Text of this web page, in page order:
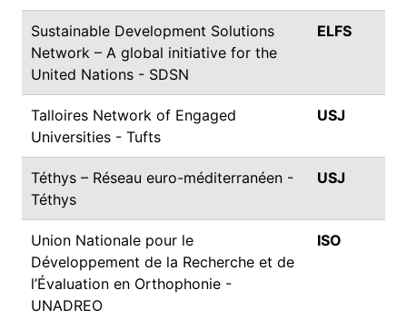
Sustainable Development Solutions
Network – A global initiative for the
United Nations - SDSN
ELFS
Talloires Network of Engaged
Universities - Tufts
USJ
Téthys – Réseau euro-méditerranéen -
Téthys
USJ
Union Nationale pour le
Développement de la Recherche et de
l’Évaluation en Orthophonie -
UNADREO
ISO